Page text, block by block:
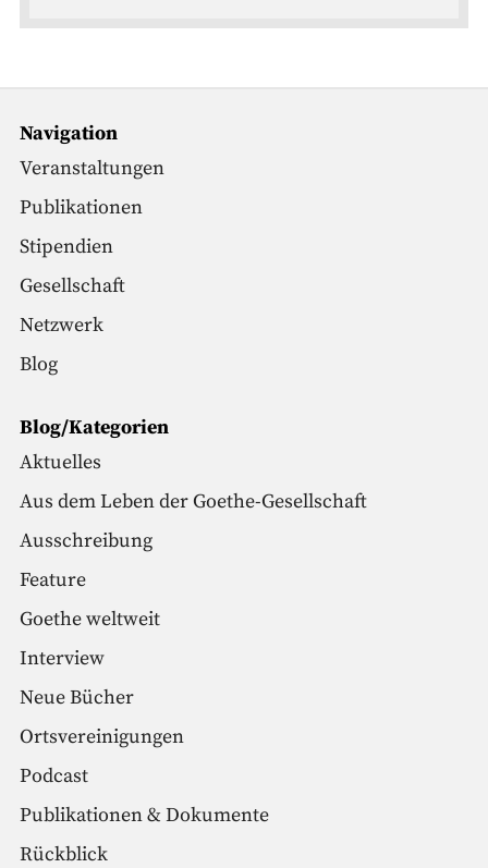
Navigation
Veranstaltungen
Publikationen
Stipendien
Gesellschaft
Netzwerk
Blog
Blog/Kategorien
Aktuelles
Aus dem Leben der Goethe-Gesellschaft
Ausschreibung
Feature
Goethe weltweit
Interview
Neue Bücher
Ortsvereinigungen
Podcast
Publikationen & Dokumente
Rückblick